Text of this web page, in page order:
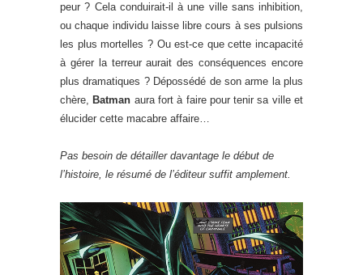
peur ? Cela conduirait-il à une ville sans inhibition,
ou chaque individu laisse libre cours à ses pulsions
les plus mortelles ? Ou est-ce que cette incapacité
à gérer la terreur aurait des conséquences encore
plus dramatiques ? Dépossédé de son arme la plus
chère, Batman aura fort à faire pour tenir sa ville et
élucider cette macabre affaire…
Pas besoin de détailler davantage le début de
l’histoire, le résumé de l’éditeur suffit amplement.